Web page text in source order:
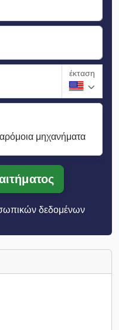
έκταση
μηχανήματα
δεδομένων